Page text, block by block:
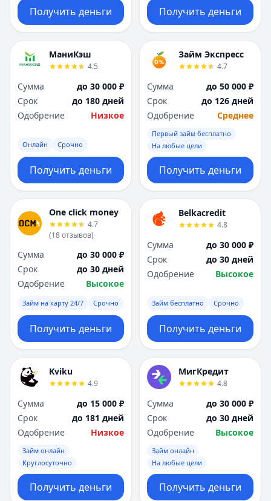
Получить деньги Получить деньги
МаниКэш
4.5
Сумма
до 30 000 ₽
Срок
до 180 дней
Одобрение
Низкое
Онлайн Срочно
Получить деньги
Займ Экспресс
4.7
Сумма
до 50 000 ₽
Срок
до 126 дней
Одобрение
Среднее
Первый займ бесплатно
На любые цели
Получить деньги
One click money
4.7
(18отзывов)
Сумма
до 30 000 ₽
Срок
до 30 дней
Одобрение
Высокое
Займ на карту 24/7 Срочно
Получить деньги
Belkacredit
4.8
Сумма
до 30 000 ₽
Срок
до 30 дней
Одобрение
Высокое
Займ бесплатно Срочно
Получить деньги
Kviku
4.9
Сумма
до 15 000 ₽
Срок
до 181 дней
Одобрение
Низкое
Займ онлайн
Круглосуточно
Получить деньги
МигКредит
4.8
Сумма
до 30 000 ₽
Срок
до 30 дней
Одобрение
Высокое
Займ онлайн
На любые цели
Получить деньги